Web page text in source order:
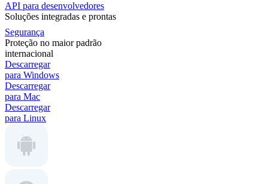
API para desenvolvedores
Soluções integradas e prontas
Segurança
Proteção no maior padrão
internacional
Descarregar
para Windows
Descarregar
para Mac
Descarregar
para Linux